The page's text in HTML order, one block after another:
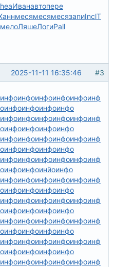
Иванавтопере
месямесямесязапиInclТ
мелоЛяшеЛогиPall
#3
2025-11-11 16:35:46
инфоинфоинфоинфоинфоинф
инфоинфоинфоинфо
инфоинфоинфоинфоинфоинф
инфоинфоинфоинфо
инфоинфоинфоинфоинфоинф
инфоинфоинфоинфо
инфоинфоинфоинфоинфоинф
инфоинфоинйоинфо
инфоинфоинфоинфоинфоинф
инфоинфоинфоинфо
инфоинфоинфоинфоинфоинф
инфоинфоинфоинфо
инфоинфоинфоинфоинфоинф
инфоинфоинфоинфо
инфоинфоинфоинфоинфоинф
инфоинфоинфоинфо
инфоинфоинфоинфоинфоинф